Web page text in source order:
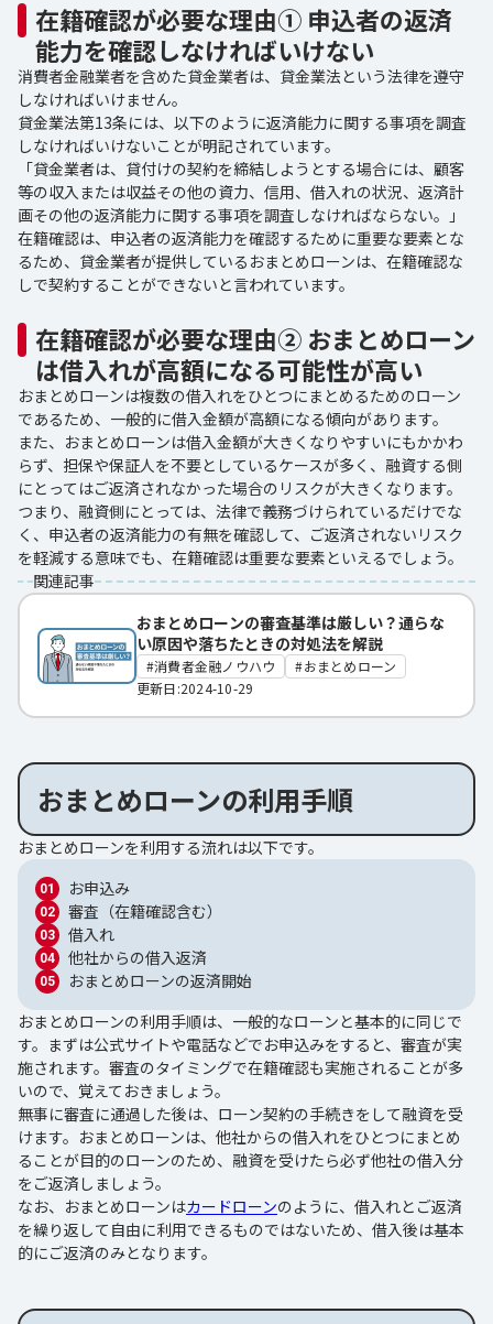
在籍確認が必要な理由① 申込者の返済
能力を確認しなければいけない
消費者金融業者を含めた貸金業者は、貸金業法という法律を遵守
しなければいけません。
貸金業法第13条には、以下のように返済能力に関する事項を調査
しなければいけないことが明記されています。
「貸金業者は、貸付けの契約を締結しようとする場合には、顧客
等の収入または収益その他の資力、信用、借入れの状況、返済計
画その他の返済能力に関する事項を調査しなければならない。」
在籍確認は、申込者の返済能力を確認するために重要な要素とな
るため、貸金業者が提供しているおまとめローンは、在籍確認な
しで契約することができないと言われています。
在籍確認が必要な理由② おまとめローン
は借入れが高額になる可能性が高い
おまとめローンは複数の借入れをひとつにまとめるためのローン
であるため、一般的に借入金額が高額になる傾向があります。
また、おまとめローンは借入金額が大きくなりやすいにもかかわ
らず、担保や保証人を不要としているケースが多く、融資する側
にとってはご返済されなかった場合のリスクが大きくなります。
つまり、融資側にとっては、法律で義務づけられているだけでな
く、申込者の返済能力の有無を確認して、ご返済されないリスク
を軽減する意味でも、在籍確認は重要な要素といえるでしょう。
関連記事
おまとめローンの審査基準は厳しい？通らな
い原因や落ちたときの対処法を解説
消費者金融ノウハウ
おまとめローン
更新日:2024-10-29
おまとめローンの利用手順
おまとめローンを利用する流れは以下です。
お申込み
審査（在籍確認含む）
借入れ
他社からの借入返済
おまとめローンの返済開始
おまとめローンの利用手順は、一般的なローンと基本的に同じで
す。まずは公式サイトや電話などでお申込みをすると、審査が実
施されます。審査のタイミングで在籍確認も実施されることが多
いので、覚えておきましょう。
無事に審査に通過した後は、ローン契約の手続きをして融資を受
けます。おまとめローンは、他社からの借入れをひとつにまとめ
ることが目的のローンのため、融資を受けたら必ず他社の借入分
をご返済しましょう。
なお、おまとめローンはカードローンのように、借入れとご返済
を繰り返して自由に利用できるものではないため、借入後は基本
的にご返済のみとなります。